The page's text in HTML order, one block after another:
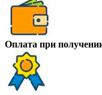
Оплата при